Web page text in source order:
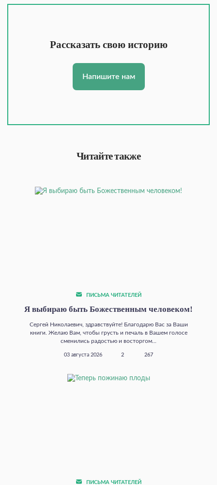
Рассказать свою историю
Напишите нам
Читайте также
ПИСЬМА ЧИТАТЕЛЕЙ
Я выбираю быть Божественным человеком!
Сергей Николаевич, здравствуйте! Благодарю Вас за Ваши
книги. Желаю Вам, чтобы грусть и печаль в Вашем голосе
сменились радостью и восторгом...
03 августа 2026 2 267
ПИСЬМА ЧИТАТЕЛЕЙ